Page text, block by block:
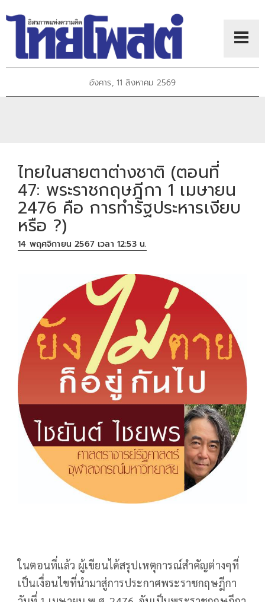
อังคาร, 11 สิงหาคม 2569
ไทยในสายตาต่างชาติ (ตอนที่
47: พระราชกฤษฎีกา 1 เมษายน
2476 คือ การทำรัฐประหารเงียบ
หรือ ?)
14 พฤศจิกายน 2567 เวลา 12:53 น.
ในตอนที่แล้ว ผู้เขียนได้สรุปเหตุการณ์สำคัญต่างๆที่
เป็นเงื่อนไขที่นำมาสู่การประกาศพระราชกฤษฎีกา